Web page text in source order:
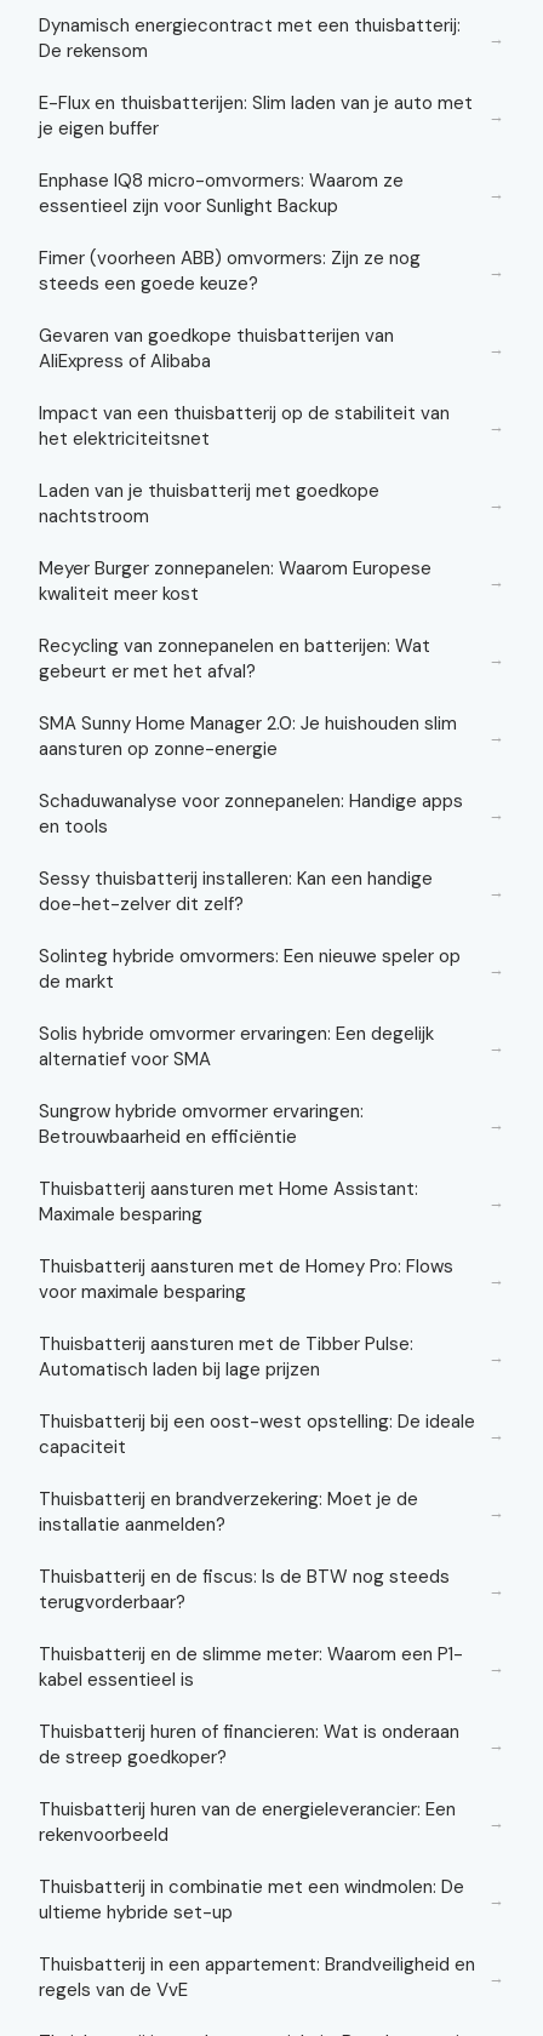
Dynamisch energiecontract met een thuisbatterij:
De rekensom
→
E-Flux en thuisbatterijen: Slim laden van je auto met
je eigen buffer
→
Enphase IQ8 micro-omvormers: Waarom ze
essentieel zijn voor Sunlight Backup
→
Fimer (voorheen ABB) omvormers: Zijn ze nog
steeds een goede keuze?
→
Gevaren van goedkope thuisbatterijen van
AliExpress of Alibaba
→
Impact van een thuisbatterij op de stabiliteit van
het elektriciteitsnet
→
Laden van je thuisbatterij met goedkope
nachtstroom
→
Meyer Burger zonnepanelen: Waarom Europese
kwaliteit meer kost
→
Recycling van zonnepanelen en batterijen: Wat
gebeurt er met het afval?
→
SMA Sunny Home Manager 2.0: Je huishouden slim
aansturen op zonne-energie
→
Schaduwanalyse voor zonnepanelen: Handige apps
en tools
→
Sessy thuisbatterij installeren: Kan een handige
doe-het-zelver dit zelf?
→
Solinteg hybride omvormers: Een nieuwe speler op
de markt
→
Solis hybride omvormer ervaringen: Een degelijk
alternatief voor SMA
→
Sungrow hybride omvormer ervaringen:
Betrouwbaarheid en efficiëntie
→
Thuisbatterij aansturen met Home Assistant:
Maximale besparing
→
Thuisbatterij aansturen met de Homey Pro: Flows
voor maximale besparing
→
Thuisbatterij aansturen met de Tibber Pulse:
Automatisch laden bij lage prijzen
→
Thuisbatterij bij een oost-west opstelling: De ideale
capaciteit
→
Thuisbatterij en brandverzekering: Moet je de
installatie aanmelden?
→
Thuisbatterij en de fiscus: Is de BTW nog steeds
terugvorderbaar?
→
Thuisbatterij en de slimme meter: Waarom een P1-
kabel essentieel is
→
Thuisbatterij huren of financieren: Wat is onderaan
de streep goedkoper?
→
Thuisbatterij huren van de energieleverancier: Een
rekenvoorbeeld
→
Thuisbatterij in combinatie met een windmolen: De
ultieme hybride set-up
→
Thuisbatterij in een appartement: Brandveiligheid en
regels van de VvE
→